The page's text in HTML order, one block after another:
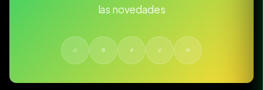
las novedades